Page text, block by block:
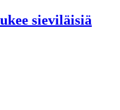
sieviläisiä